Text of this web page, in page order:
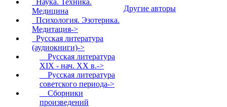
Наука. Техника.
Медицина
Психология. Эзотерика.
Медитация->
Русская литература
(аудиокниги)->
Русская литература
XIX - нач. XX в.->
Русская литература
советского периода->
Сборники
произведений
Другие авторы